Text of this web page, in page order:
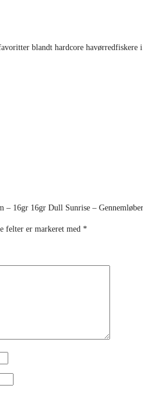
favoritter blandt hardcore
– 16gr 16gr Dull Sunrise –
felter er markeret med *